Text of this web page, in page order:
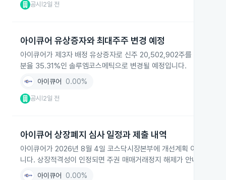
공시 2일 전
아이큐어 유상증자와 최대주주 변경 예정
아이큐어가 제3자 배정 유상증자로 신주 20,502,902주를 주당
분율 35.31%인 솔루엠코스메틱으로 변경될 예정입니다.
아이큐어 0.00%
공시 2일 전
아이큐어 상장폐지 심사 일정과 제출 내역
아이큐어가 2026년 8월 4일 코스닥시장본부에 개선계획 이행내역
니다. 상장적격성이 인정되면 주권 매매거래정지 해제가 안내되고,
아이큐어 0.00%